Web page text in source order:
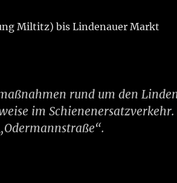
Miltitz) bis Lindenauer Markt
rund um den
im